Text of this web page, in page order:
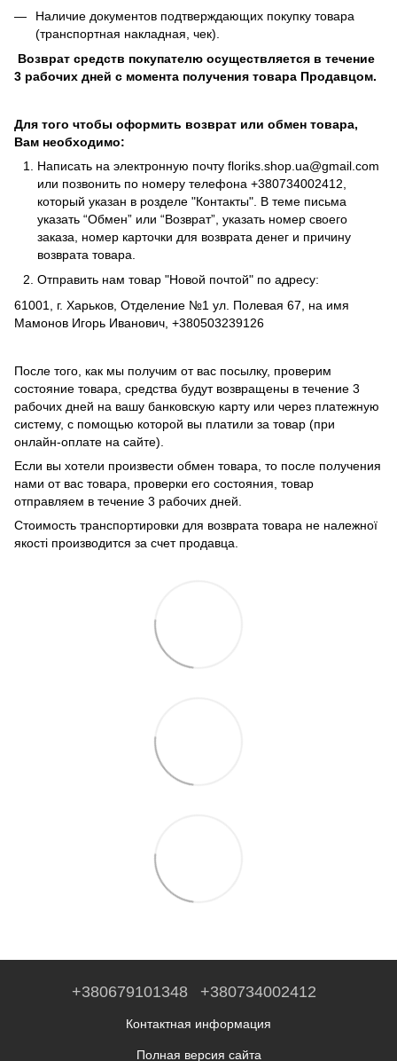
Наличие документов подтверждающих покупку товара
(транспортная накладная, чек).
Возврат средств покупателю осуществляется в течение
3 рабочих дней с момента получения товара Продавцом.
Для того чтобы оформить возврат или обмен товара,
Вам необходимо:
Написать на электронную почту floriks.shop.ua@gmail.com
или позвонить по номеру телефона +380734002412
который указан в розделе "Контакты" . В теме письма
указать “Обмен” или “Возврат”, указать номер своего
заказа, номер карточки для возврата денег и причину
возврата товара.
Отправить нам товар "Новой почтой" по адресу:
61001, г. Харьков, Отделение №1 ул. Полевая 67, на имя
Мамонов Игорь Иванович, +380503239126
После того, как мы получим от вас посылку, проверим
состояние товара, средства будут возвращены в течение 3
рабочих дней на вашу банковскую карту или через платежную
систему, с помощью которой вы платили за товар (при
онлайн-оплате на сайте).
Если вы хотели произвести обмен товара, то после получения
нами от вас товара, проверки его состояния, товар
отправляем в течение 3 рабочих дней.
Стоимость транспортировки для возврата товара не належної
якості производится за счет продавца.
+380679101348 +380734002412
Контактная информация
Полная версия сайта